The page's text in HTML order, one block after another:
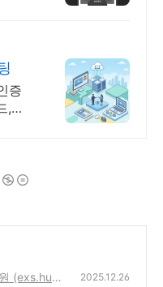
증
,맞
(exs.hune
2025.12.26